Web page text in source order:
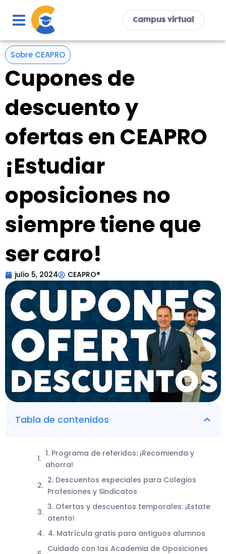
contenido
Campus virtual
Sobre CEAPRO
Cupones de
descuento y
ofertas en CEAPRO
¡Estudiar
oposiciones no
siempre tiene que
ser caro!
julio 5, 2024 CEAPRO®
Tabla de contenidos
1. Programa de referidos: ¡Recomienda y
ahorra!
2. Descuentos especiales para Colegios
Profesiones y Sindicatos
3. Ofertas y descuentos temporales: ¡Estate
atento!
4. Matrícula gratis para antiguos alumnos
Cuidado con las Academia de Oposiciones